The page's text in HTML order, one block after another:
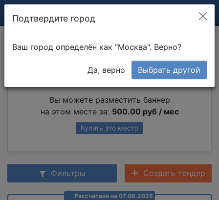
Печь шведка
Вы можете разместить баннер
на этом месте за: 500.00 руб / мес
Купить это место
Фильтры Создать тендер
Рассчитано на 07.08.2026
Подтвердите город
Ваш город определён как "Москва". Верно?
Да, верно Выбрать другой